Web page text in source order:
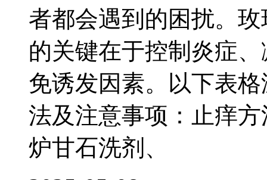
者都会遇到的困扰。
的关键在于控制炎症
免诱发因素。以下表
法及注意事项：止痒
炉甘石洗剂、